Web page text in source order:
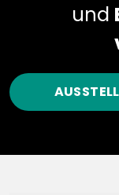
und